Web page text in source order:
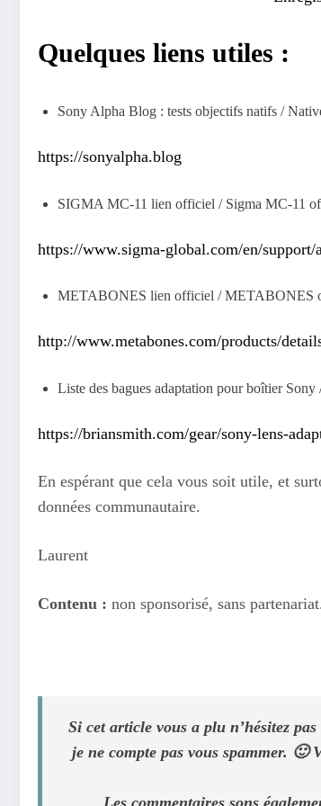
Quelques liens utiles :
Sony Alpha Blog : tests objectifs natifs /
https://sonyalpha.blog
SIGMA MC-11 lien officiel / Sigma MC-11
https://www.sigma-global.com/en/
METABONES lien officiel / METABONES
http://www.metabones.com/products/
Liste des bagues adaptation pour boîtier
https://briansmith.com/gear/sony-lens-
En espérant que cela vous soit utile, et
données communautaire.
Laurent
Contenu : non sponsorisé, sans
Si cet article vous a plu n’hésitez
je ne compte pas vous spammer. 🙂